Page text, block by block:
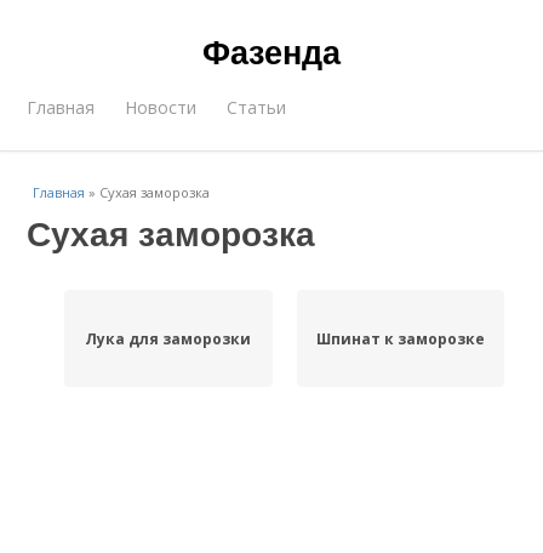
Фазенда
Главная Новости Статьи
Главная » Сухая заморозка
Сухая заморозка
Лука для заморозки Шпинат к заморозке